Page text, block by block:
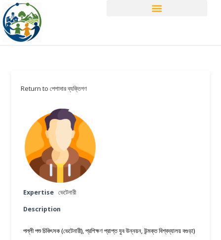
Return to পেশাদার ব্যক্তিগণ
Expertise ভেটেনারী
Description
পল্লী পশু চিকিৎসক (ভেটেনারী), প্রশিক্ষণ প্রাপ্ত যুব উন্নয়ন, উন্মক্ত বিশ্বদ্যালয় বগুড়া)